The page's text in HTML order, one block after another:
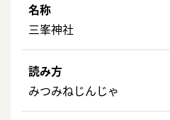
名称
三峯神社
読み方
みつみねじんじゃ